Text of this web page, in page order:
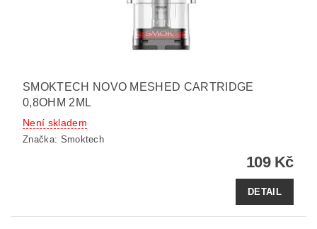
SMOKTECH NOVO MESHED CARTRIDGE
0,8OHM 2ML
Není skladem
Značka: Smoktech
109 Kč
DETAIL